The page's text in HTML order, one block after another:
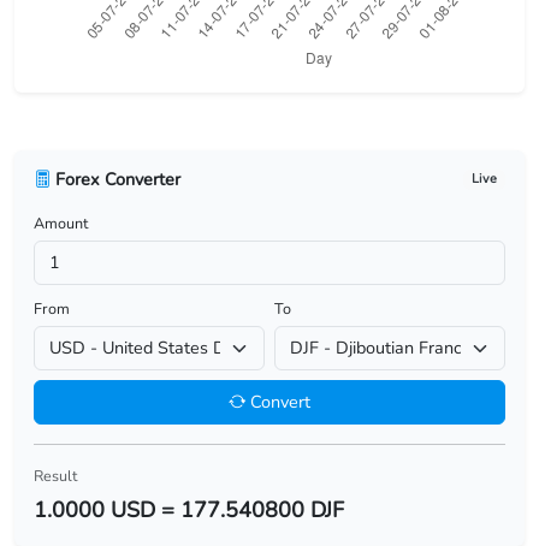
USD/BMD
USD/BSD
USD/BWP
USD/BZD
Forex Converter Live
Amount
From To
Convert
Result
1.0000 USD = 177.540800 DJF